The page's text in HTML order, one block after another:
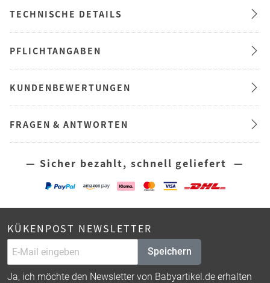
TECHNISCHE DETAILS
PFLICHTANGABEN
KUNDENBEWERTUNGEN
FRAGEN & ANTWORTEN
— Sicher bezahlt, schnell geliefert —
KÜKENPOST NEWSLETTER
Speichern
Ja, ich möchte den Newsletter von Babyartikel.de erhalten